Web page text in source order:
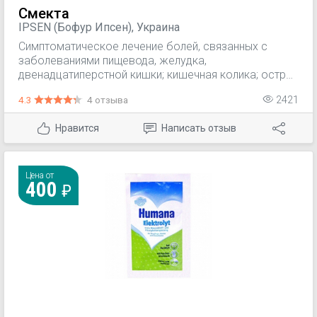
Смекта
IPSEN (Бофур Ипсен), Украина
Симптоматическое лечение болей, связанных с
заболеваниями пищевода, желудка,
двенадцатиперстной кишки; кишечная колика; острая
4.3 4 отзыва 2421
Нравится Написать отзыв
Цена от
400